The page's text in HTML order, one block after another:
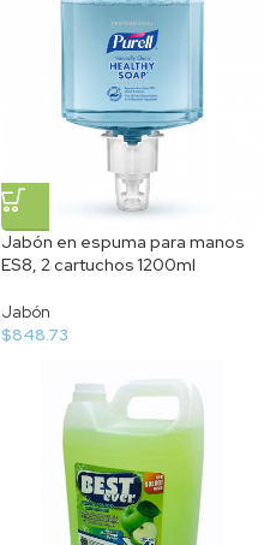
Jabón en espuma para manos
ES8, 2 cartuchos 1200ml
Jabón
$848.73